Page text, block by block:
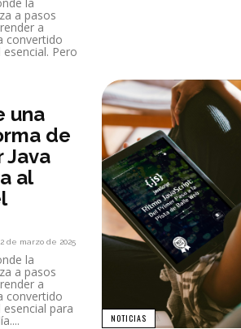
a pasos
a
convertido
Pero
una
de
Java
al
2 de marzo de 2025
la
a pasos
a
convertido
para
NOTICIAS